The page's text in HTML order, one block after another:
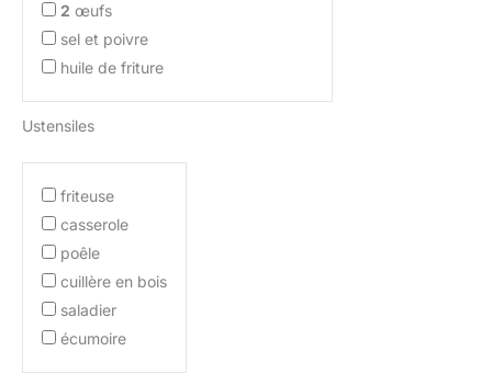
2 œufs
sel et poivre
huile de friture
Ustensiles
friteuse
casserole
poêle
cuillère en bois
saladier
écumoire